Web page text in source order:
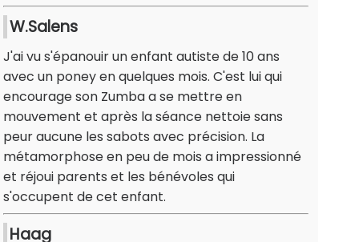
W.Salens
J'ai vu s'épanouir un enfant autiste de 10 ans
avec un poney en quelques mois. C'est lui qui
encourage son Zumba a se mettre en
mouvement et après la séance nettoie sans
peur aucune les sabots avec précision. La
métamorphose en peu de mois a impressionné
et réjoui parents et les bénévoles qui
s'occupent de cet enfant.
Haag